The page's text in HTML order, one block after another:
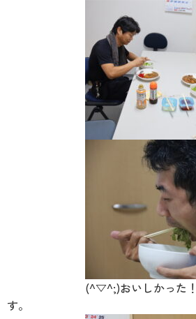
(^▽^;)おいしかった！社長
す。